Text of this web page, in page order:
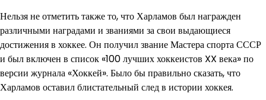
Нельзя не отметить также то, что Харламов был награжден
различными наградами и званиями за свои выдающиеся
достижения в хоккее. Он получил звание Мастера спорта СССР
и был включен в список «100 лучших хоккеистов XX века» по
версии журнала «Хоккей». Было бы правильно сказать, что
Харламов оставил блистательный след в истории хоккея.